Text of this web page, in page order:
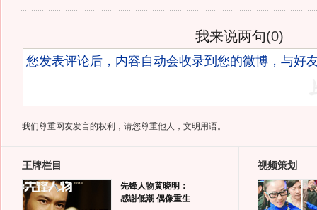
我来说两句(0)
我们尊重网友发言的权利，请您尊重他人，文明用语。
王牌栏目
先锋人物黄晓明：
感谢低潮 偶像重生
视频策划